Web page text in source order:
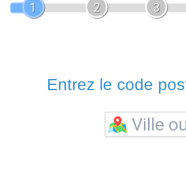
1
2 3
Entrez le code